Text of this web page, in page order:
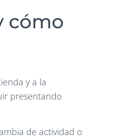
cómo
y a la
presentando
de actividad o